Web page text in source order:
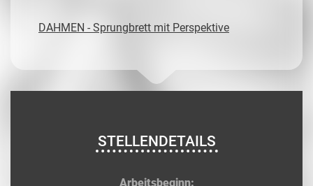
DAHMEN - Sprungbrett mit Perspektive
STELLENDETAILS
Arbeitsbeginn: